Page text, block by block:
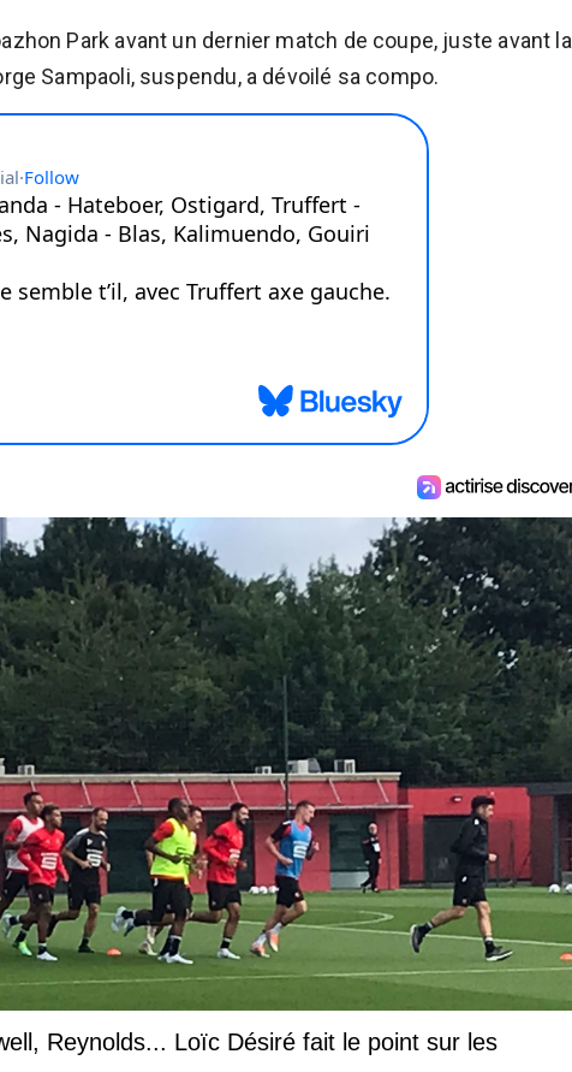
Park avant un dernier match de coupe, juste avant la
Sampaoli, suspendu, a dévoilé sa compo.
Reynolds... Loïc Désiré fait le point sur les